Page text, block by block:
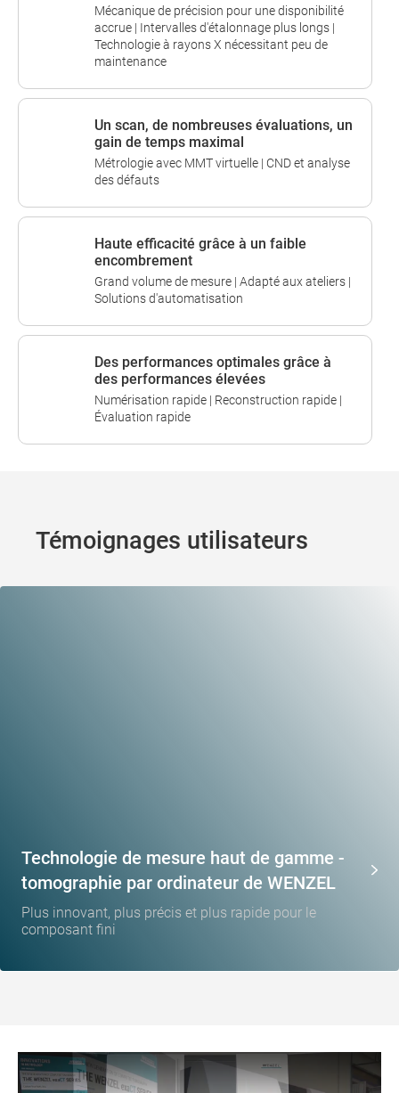
Mécanique de précision pour une disponibilité
accrue | Intervalles d'étalonnage plus longs |
Technologie à rayons X nécessitant peu de
maintenance
Un scan, de nombreuses évaluations, un
gain de temps maximal
Métrologie avec MMT virtuelle | CND et analyse
des défauts
Haute efficacité grâce à un faible
encombrement
Grand volume de mesure | Adapté aux ateliers |
Solutions d'automatisation
Des performances optimales grâce à
des performances élevées
Numérisation rapide | Reconstruction rapide |
Évaluation rapide
Témoignages utilisateurs
Technologie de mesure haut de gamme -
tomographie par ordinateur de WENZEL
Plus innovant, plus précis et plus rapide pour le
composant fini